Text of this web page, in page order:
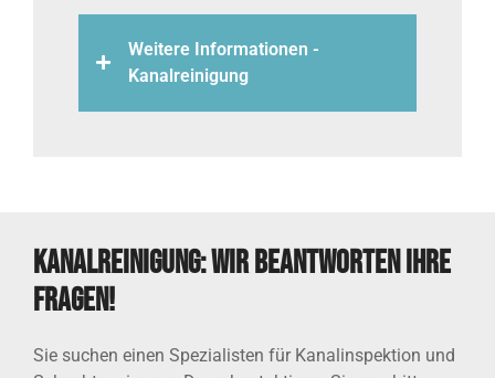
Weitere Informationen -
Kanalreinigung
Kanalreinigung: Wir beantworten Ihre
Fragen!
Sie suchen einen Spezialisten für Kanalinspektion und